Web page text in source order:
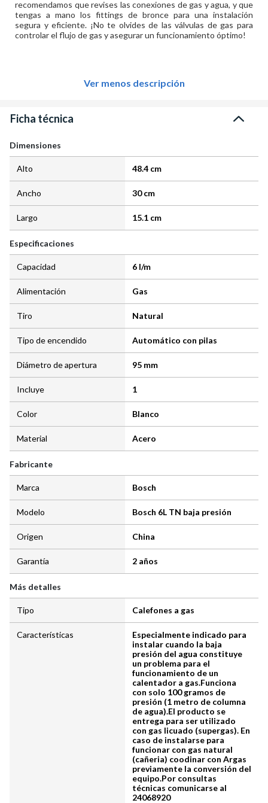
recomendamos que revises las conexiones de gas y agua, y que
tengas a mano los fittings de bronce para una instalación
segura y eficiente. ¡No te olvides de las válvulas de gas para
controlar el flujo de gas y asegurar un funcionamiento óptimo!
Ver menos descripción
Ficha técnica
Dimensiones
Alto 48.4 cm
Ancho 30 cm
Largo 15.1 cm
Especificaciones
Capacidad 6 l/m
Alimentación Gas
Tiro Natural
Tipo de encendido Automático con pilas
Diámetro de apertura 95 mm
Incluye 1
Color Blanco
Material Acero
Fabricante
Marca Bosch
Modelo Bosch 6L TN baja presión
Origen China
Garantía 2 años
Más detalles
Tipo Calefones a gas
Características
Especialmente indicado para
instalar cuando la baja
presión del agua constituye
un problema para el
funcionamiento de un
calentador a gas.Funciona
con solo 100 gramos de
presión (1 metro de columna
de agua).El producto se
entrega para ser utilizado
con gas licuado (supergas). En
caso de instalarse para
funcionar con gas natural
(cañeria) coodinar con Argas
previamente la conversión del
equipo.Por consultas
técnicas comunicarse al
24068920